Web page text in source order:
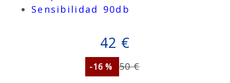
Sensibilidad 90db
42 €
-16 % 50 €